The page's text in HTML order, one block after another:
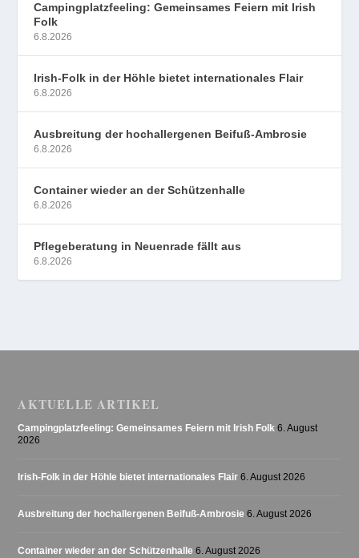
Campingplatzfeeling: Gemeinsames Feiern mit Irish
Folk
6.8.2026
Irish-Folk in der Höhle bietet internationales Flair
6.8.2026
Ausbreitung der hochallergenen Beifuß-Ambrosie
6.8.2026
Container wieder an der Schützenhalle
6.8.2026
Pflegeberatung in Neuenrade fällt aus
6.8.2026
AKTUELLE ARTIKEL
Campingplatzfeeling: Gemeinsames Feiern mit Irish Folk 6. August
2026
Irish-Folk in der Höhle bietet internationales Flair 6. August 2026
Ausbreitung der hochallergenen Beifuß-Ambrosie 6. August 2026
Container wieder an der Schützenhalle 6. August 2026